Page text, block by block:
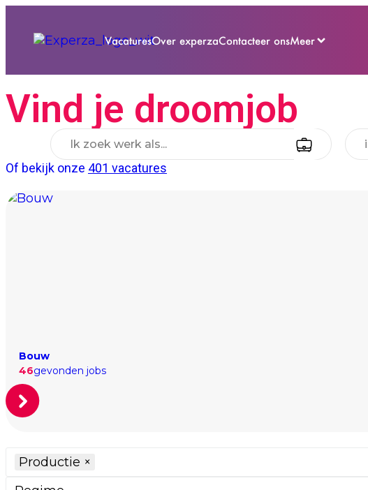
VacaturesOver experzaContacteer onsMeer
Vind je droomjob
Of bekijk onze 401 vacatures
Bouw
46gevonden jobs
Productie ×